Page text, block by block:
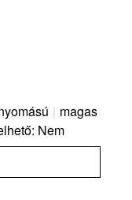
| magas
Nem